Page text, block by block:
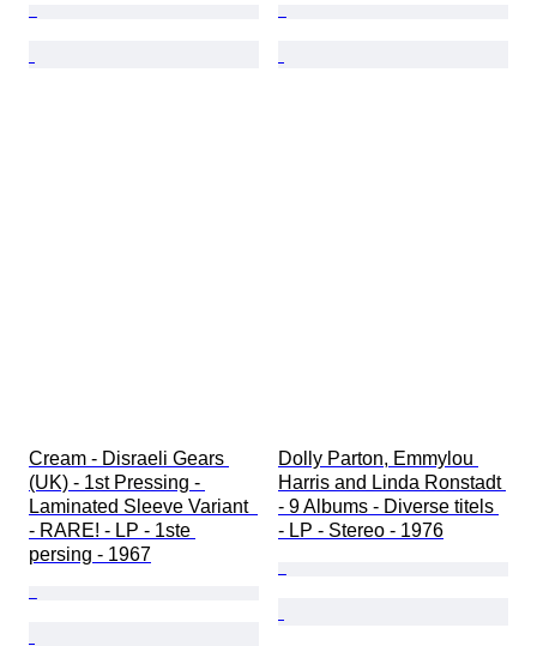
Cream - Disraeli Gears
(UK) - 1st Pressing -
Laminated Sleeve Variant
- RARE! - LP - 1ste
persing - 1967
Dolly Parton, Emmylou
Harris and Linda Ronstadt
- 9 Albums - Diverse titels
- LP - Stereo - 1976